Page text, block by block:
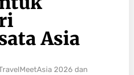
Asia
2026 dan